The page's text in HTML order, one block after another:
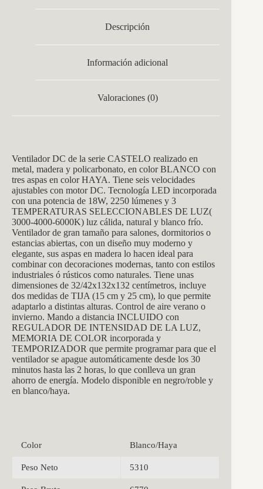
Descripción
Información adicional
Valoraciones (0)
Ventilador DC de la serie CASTELO realizado en
metal, madera y policarbonato, en color BLANCO con
tres aspas en color HAYA. Tiene seis velocidades
ajustables con motor DC. Tecnología LED incorporada
con una potencia de 18W, 2250 lúmenes y 3
TEMPERATURAS SELECCIONABLES DE LUZ(
3000-4000-6000K) luz cálida, natural y blanco frío.
Ventilador de gran tamaño para salones, dormitorios o
estancias abiertas, con un diseño muy moderno y
elegante, sus aspas en madera lo hacen ideal para
combinar con decoraciones modernas, tanto con estilos
industriales ó rústicos como naturales. Tiene unas
dimensiones de 32/42x132x132 centímetros, incluye
dos medidas de TIJA (15 cm y 25 cm), lo que permite
adaptarlo a distintas alturas. Control de aire verano o
invierno. Mando a distancia INCLUIDO con
REGULADOR DE INTENSIDAD DE LA LUZ,
MEMORIA DE COLOR incorporada y
TEMPORIZADOR que permite programar para que el
ventilador se apague automáticamente desde los 30
minutos hasta las 2 horas, lo que conlleva un gran
ahorro de energía. Modelo disponible en negro/roble y
en blanco/haya.
Color Blanco/Haya
Peso Neto 5310